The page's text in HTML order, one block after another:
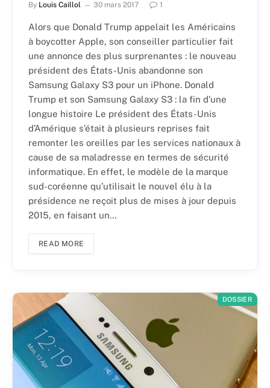
By Louis Caillol 30 mars 2017 1
Alors que Donald Trump appelait les Américains
à boycotter Apple, son conseiller particulier fait
une annonce des plus surprenantes : le nouveau
président des États-Unis abandonne son
Samsung Galaxy S3 pour un iPhone. Donald
Trump et son Samsung Galaxy S3 : la fin d’une
longue histoire Le président des États-Unis
d’Amérique s’était à plusieurs reprises fait
remonter les oreilles par les services nationaux à
cause de sa maladresse en termes de sécurité
informatique. En effet, le modèle de la marque
sud-coréenne qu’utilisait le nouvel élu à la
présidence ne reçoit plus de mises à jour depuis
2015, en faisant un…
READ MORE
DOSSIER